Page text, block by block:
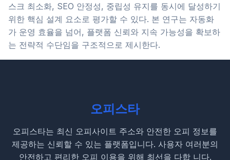
스크 최소화, SEO 안정성, 중립성 유지를 동시에 달성하기
위한 핵심 설계 요소로 평가할 수 있다. 본 연구는 자동화
가 운영 효율을 넘어, 플랫폼 신뢰와 지속 가능성을 확보하
는 전략적 수단임을 구조적으로 제시한다.
오피스타
오피스타는 최신 오피사이트 주소와 안전한 오피 정보를
제공하는 신뢰할 수 있는 플랫폼입니다. 사용자 여러분의
안전하고 편리한 오피 이용을 위해 최선을 다합 니다.